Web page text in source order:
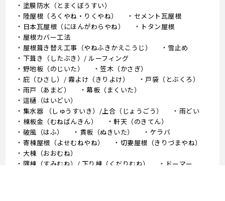
塗膜防水（とまくぼうすい）
陸屋根（ろくやね・りくやね）
セメント瓦屋根
日本瓦屋根（にほんがわらやね）
トタン屋根
屋根カバー工法
屋根葺き替え工事（やねふきかえこうじ）
雪止め
下葺き（したぶき）/ ルーフィング
野地板（のじいた）
笠木（かさぎ）
庇（ひさし）/ 霧よけ（きりよけ）
戸袋（とぶくろ）
雨戸（あまど）
幕板（まくいた）
這樋（はいどい）
集水器 （しゅうすいき）/上合（じょうごう）
雨どい
棟板金（むねばんきん）
軒天（のきてん）
破風（はふ）
貫板（ぬきいた）
ケラバ
寄棟屋根（よせむねやね）
切妻屋根（きりづまやね）
大棟（おおむね）
隅棟（すみむね）/ 下り棟（くだりむね）
ドーマー